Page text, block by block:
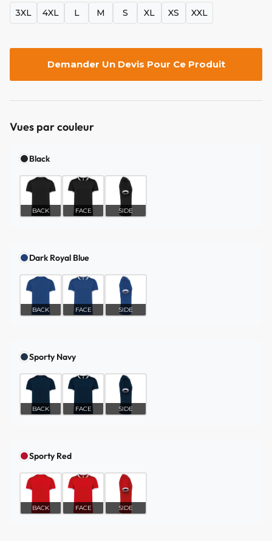
3XL 4XL L M S XL XS XXL
Demander Un Devis Pour Ce Produit
Vues par couleur
Black
BACK FACE SIDE
Dark Royal Blue
BACK FACE SIDE
Sporty Navy
BACK FACE SIDE
Sporty Red
BACK FACE SIDE